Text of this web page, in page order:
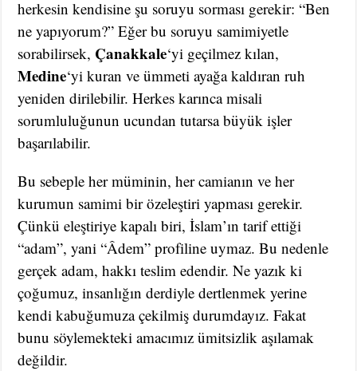
herkesin kendisine şu soruyu sorması gerekir: “Ben
ne yapıyorum?” Eğer bu soruyu samimiyetle
sorabilirsek, Çanakkale‘yi geçilmez kılan,
Medine‘yi kuran ve ümmeti ayağa kaldıran ruh
yeniden dirilebilir. Herkes karınca misali
sorumluluğunun ucundan tutarsa büyük işler
başarılabilir.
Bu sebeple her müminin, her camianın ve her
kurumun samimi bir özeleştiri yapması gerekir.
Çünkü eleştiriye kapalı biri, İslam’ın tarif ettiği
“adam”, yani “Âdem” profiline uymaz. Bu nedenle
gerçek adam, hakkı teslim edendir. Ne yazık ki
çoğumuz, insanlığın derdiyle dertlenmek yerine
kendi kabuğumuza çekilmiş durumdayız. Fakat
bunu söylemekteki amacımız ümitsizlik aşılamak
değildir.